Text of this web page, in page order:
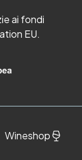
ai fondi
EU.
Wineshop